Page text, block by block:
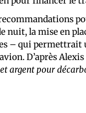
nuit, la mise en
– qui
D’après
argent pour